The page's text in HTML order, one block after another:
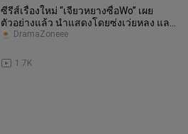
ซีรีส์เรื่องใหม่ “เจียวหยางซื่อWo” เผย
ตัวอย่างแล้ว นำแสดงโดยซ่งเว่ยหลง และ
จ้าวจินหม่าย ยังไม่มีการปร
1.7K
DramaZoneee